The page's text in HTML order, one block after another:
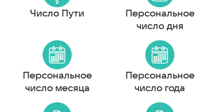
Число Пути
Персональное
число дня
Персональное
число месяца
Персональное
число года